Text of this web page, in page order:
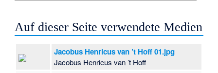
Auf dieser Seite verwendete Medien
Jacobus Henricus van ’t Hoff 01.jpg
Jacobus Henricus van ’t Hoff